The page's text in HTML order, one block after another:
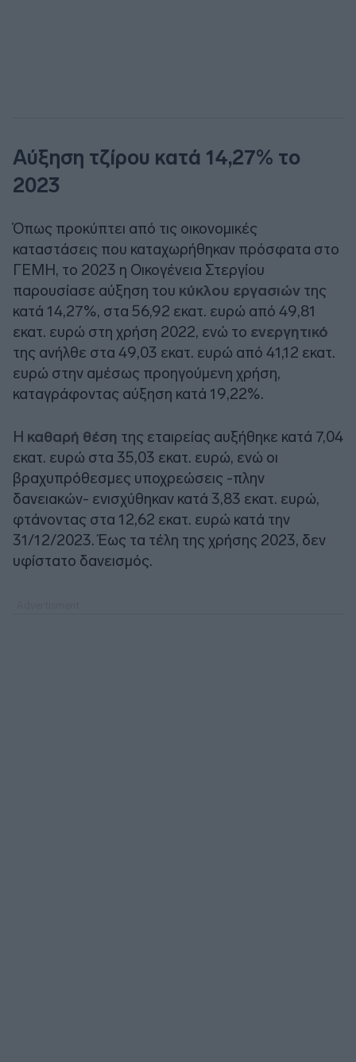
Αύξηση τζίρου κατά 14,27% το
2023
Όπως προκύπτει από τις οικονομικές
καταστάσεις που καταχωρήθηκαν πρόσφατα στο
ΓΕΜΗ, το 2023 η Οικογένεια Στεργίου
παρουσίασε αύξηση του κύκλου εργασιών της
κατά 14,27%, στα 56,92 εκατ. ευρώ από 49,81
εκατ. ευρώ στη χρήση 2022, ενώ το ενεργητικό
της ανήλθε στα 49,03 εκατ. ευρώ από 41,12 εκατ.
ευρώ στην αμέσως προηγούμενη χρήση,
καταγράφοντας αύξηση κατά 19,22%.
Η καθαρή θέση της εταιρείας αυξήθηκε κατά 7,04
εκατ. ευρώ στα 35,03 εκατ. ευρώ, ενώ οι
βραχυπρόθεσμες υποχρεώσεις -πλην
δανειακών- ενισχύθηκαν κατά 3,83 εκατ. ευρώ,
φτάνοντας στα 12,62 εκατ. ευρώ κατά την
31/12/2023. Έως τα τέλη της χρήσης 2023, δεν
υφίστατο δανεισμός.